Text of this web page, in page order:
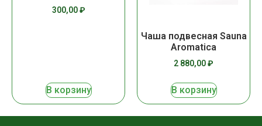
300,00₽
В корзину
Чаша подвесная Sauna
Aromatica
2 880,00₽
В корзину